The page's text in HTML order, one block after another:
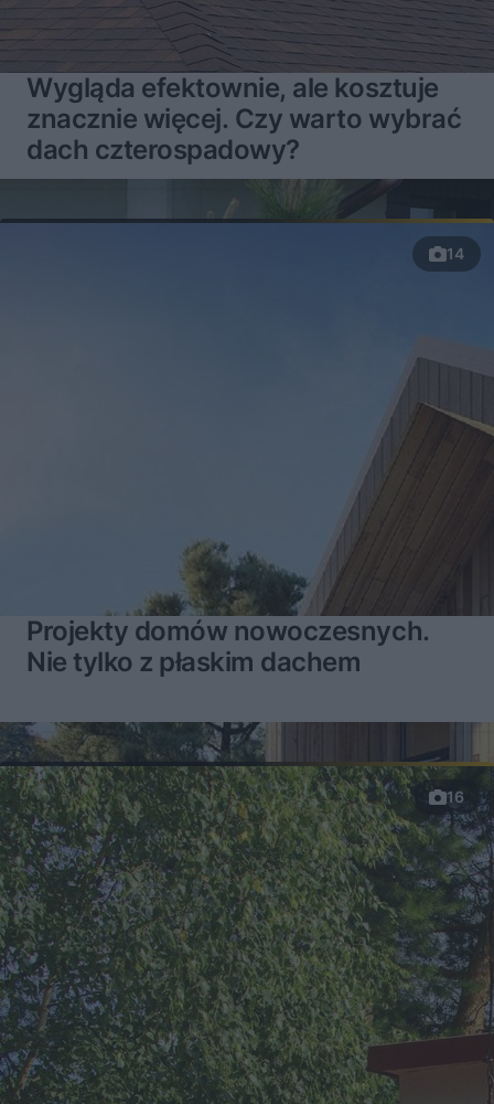
Wygląda efektownie, ale kosztuje
znacznie więcej. Czy warto wybrać
dach czterospadowy?
14
Projekty domów nowoczesnych.
Nie tylko z płaskim dachem
16